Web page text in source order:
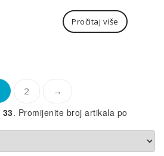
Pročitaj više
2
→
33. Promijenite broj artikala po